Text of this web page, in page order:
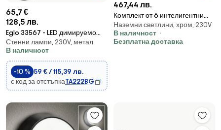
65,7 €
128,5 лв.
Eglo 33567 - LED димируемо
външно стенно осветително
тяло VERLUCCA-C
1xE27/9W/230V IP44
Стенни лампи, 230V, метал
В наличност
-10 % 59 € / 115,39 лв.
с код за отстъпкаTA222BG
467,44 лв.
Комплект от 6 интелигентни
външни подземни прожектора
с регулируема посока,
включително WiFi GU10 - Delux
Наземни светлини, хром, 230V
В наличност
Безплатна доставка